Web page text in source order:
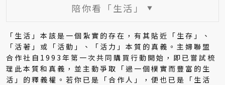
陪你看「生活」▼
「生活」本該是一個紮實的存在，有其貼近「生存」、
「活著」或「活動」、「活力」本質的真義。主婦聯盟
合作社自1993年第一次共同購買行動開始，即已嘗試梳
理此本質和真義，並主動爭取「過一個樸實而豐富的生
活」的釋義權。若你已是「合作人」，便也已是「生活